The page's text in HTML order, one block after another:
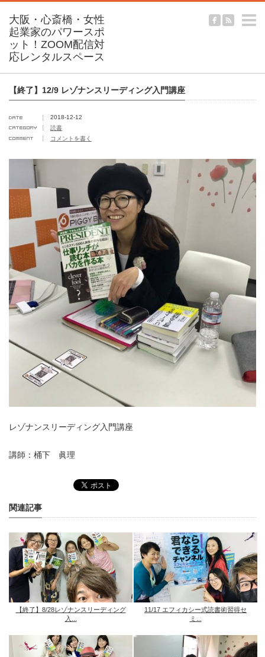
【終了】12/9 レゾナンスリーディング入門講座
2018-12-12
読書
コメントを書く
レゾナンスリーディング入門講座
講師：桶下 眞理
関連記事
【終了】8/28レゾナンスリーディング
入...
11/17 エフィカシー式読書術習得セ
ミ...